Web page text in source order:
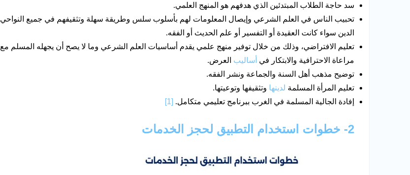
سد حاجة الطلاب المبتدئين الذي هدفهم هو المنهج العلمي.
تحبيب الناس في العلم الشرعي وإيصال المعلومات لهم بأسلوب سلس وطريقة سهلة وتثقيفهم في جميع النواحي
الدين سواء كانت العقيدة أو التفسير أو علم الحديث أو الفقه.
تعليم الافتراضي، وذلك من خلال توفير منهج علمي يقدم أساسيات العلم الشرعي وما لا يصح أن يجهله المسلم مع
مراعاة الاحترافية والابتكار في أساليب العرض.
توضيح مذهب أهل السنة والجماعة ونشر الفقه.
تعليم المرأة المسلمة لدينها وتثقيفها وتوعيتها.
إفادة الجالية المسلمة في الغرب ببرنامج تعليمي متكامل. [1]
2- خطوات استخدام التطبيق لحجز الخدمات